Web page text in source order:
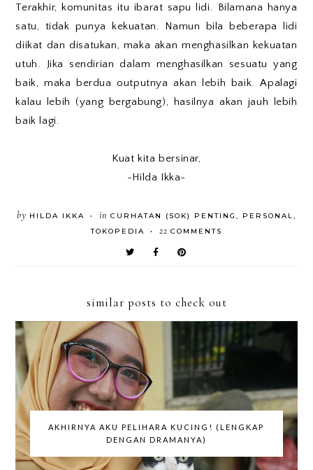
Terakhir, komunitas itu ibarat sapu lidi. Bilamana hanya
satu, tidak punya kekuatan. Namun bila beberapa lidi
diikat dan disatukan, maka akan menghasilkan kekuatan
utuh. Jika sendirian dalam menghasilkan sesuatu yang
baik, maka berdua outputnya akan lebih baik. Apalagi
kalau lebih (yang bergabung), hasilnya akan jauh lebih
baik lagi.
Kuat kita bersinar,
-Hilda Ikka-
by HILDA IKKA • in CURHATAN (SOK) PENTING , PERSONAL,
TOKOPEDIA
• 22 COMMENTS
similar posts to check out
AKHIRNYA AKU PELIHARA KUCING! (LENGKAP
DENGAN DRAMANYA)